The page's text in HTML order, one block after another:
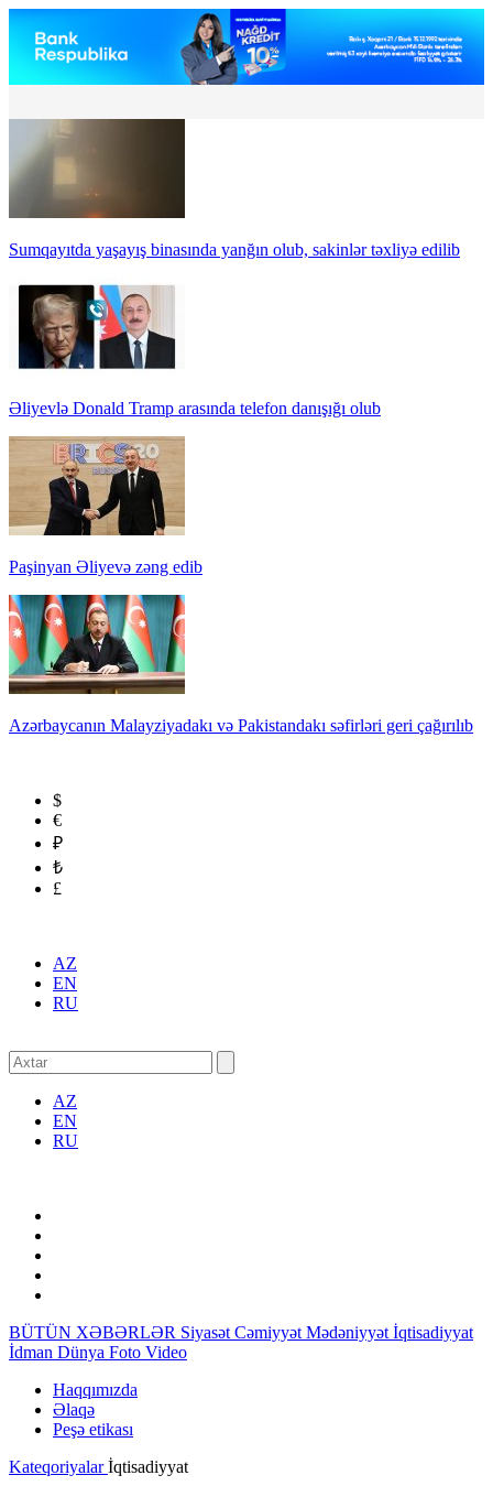
Sumqayıtda yaşayış binasında yanğın olub, sakinlər təxliyə edilib
Əliyevlə Donald Tramp arasında telefon danışığı olub
Paşinyan Əliyevə zəng edib
Azərbaycanın Malayziyadakı və Pakistandakı səfirləri geri çağırılıb
$
€
₽
₺
£
AZ
EN
RU
AZ
EN
RU
BÜTÜN XƏBƏRLƏR Siyasət Cəmiyyət Mədəniyyət İqtisadiyyat
İdman Dünya Foto Video
Haqqımızda
Əlaqə
Peşə etikası
Kateqoriyalarİqtisadiyyat